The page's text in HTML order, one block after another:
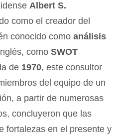
Albert S.
como el creador del
conocido como análisis
como SWOT
de 1970, este consultor
del equipo de un
a partir de numerosas
concluyeron que las
fortalezas en el presente y